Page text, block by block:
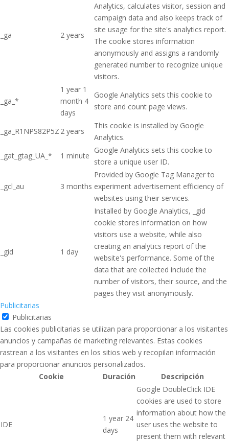
_ga 2 years
Analytics, calculates visitor, session and
campaign data and also keeps track of
site usage for the site's analytics report.
The cookie stores information
anonymously and assigns a randomly
generated number to recognize unique
visitors.
_ga_*
1 year 1
month 4
days
Google Analytics sets this cookie to
store and count page views.
_ga_R1NPS82P5Z 2 years
This cookie is installed by Google
Analytics.
_gat_gtag_UA_*
1 minute
Google Analytics sets this cookie to
store a unique user ID.
_gcl_au 3 months
Provided by Google Tag Manager to
experiment advertisement efficiency of
websites using their services.
_gid 1 day
Installed by Google Analytics, _gid
cookie stores information on how
visitors use a website, while also
creating an analytics report of the
website's performance. Some of the
data that are collected include the
number of visitors, their source, and the
pages they visit anonymously.
Publicitarias
Publicitarias
Las cookies publicitarias se utilizan para proporcionar a los visitantes
anuncios y campañas de marketing relevantes. Estas cookies
rastrean a los visitantes en los sitios web y recopilan información
para proporcionar anuncios personalizados.
Cookie
Duración Descripción
IDE
1 year 24
days
Google DoubleClick IDE
cookies are used to store
information about how the
user uses the website to
present them with relevant